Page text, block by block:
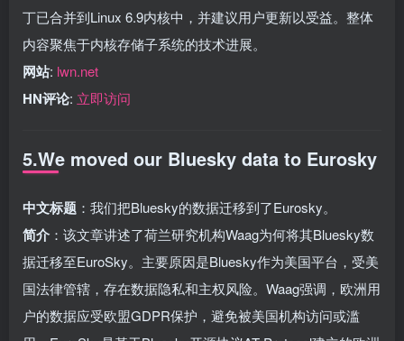
丁已合并到Linux 6.9内核中，并建议用户更新以受益。整体
内容聚焦于内核存储子系统的技术进展。
网站: lwn.net
HN评论: 立即访问
5.We moved our Bluesky data to Eurosky
中文标题 ：我们把Bluesky的数据迁移到了Eurosky。
简介 ：该文章讲述了荷兰研究机构Waag为何将其Bluesky数
据迁移至EuroSky。主要原因是Bluesky作为美国平台，受美
国法律管辖，存在数据隐私和主权风险。Waag强调，欧洲用
户的数据应受欧盟GDPR保护，避免被美国机构访问或滥